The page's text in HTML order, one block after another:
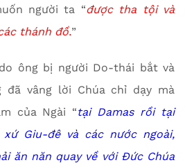
người ta “được tha tội và
thánh đồ.”
ông bị người Do-thái bắt và
đã vâng lời Chúa chỉ dạy mà
của Ngài “tại Damas rồi tại
xứ Giu-đê và các nước ngoài,
ăn năn quay về với Đức Chúa